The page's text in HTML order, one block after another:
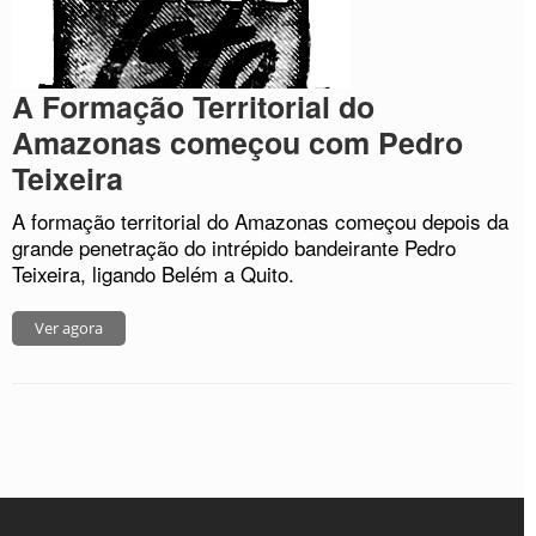
A Formação Territorial do
Amazonas começou com Pedro
Teixeira
A formação territorial do Amazonas começou depois da
grande penetração do intrépido bandeirante Pedro
Teixeira, ligando Belém a Quito.
Ver agora